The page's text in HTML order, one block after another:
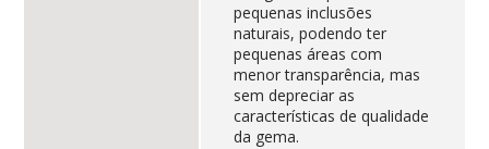
pequenas inclusões
naturais, podendo ter
pequenas áreas com
menor transparência, mas
sem depreciar as
características de qualidade
da gema.